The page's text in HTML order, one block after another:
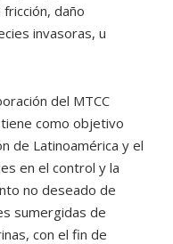
daño
invasoras, u
del MTCC
tiene como objetivo
de Latinoamérica y el
en el control y la
no deseado de
sumergidas de
con el fin de